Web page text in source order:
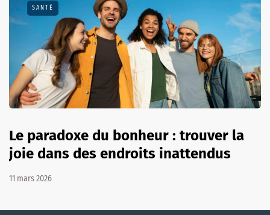
SANTÉ
Le paradoxe du bonheur : trouver la
joie dans des endroits inattendus
11 mars 2026